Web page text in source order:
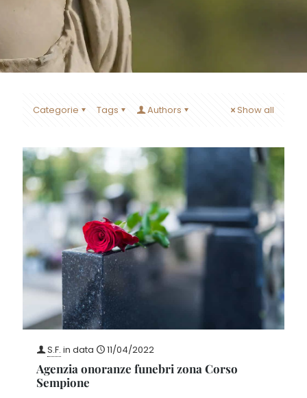
Categorie Tags Authors Show all
S.F. in data 11/04/2022
Agenzia onoranze funebri zona Corso
Sempione